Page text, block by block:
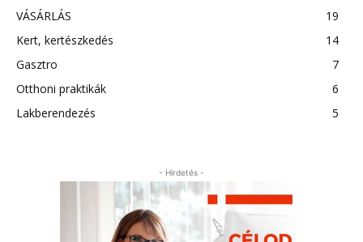
VÁSÁRLÁS
19
Kert, kertészkedés
14
Gasztro
7
Otthoni praktikák
6
Lakberendezés
5
- Hirdetés -